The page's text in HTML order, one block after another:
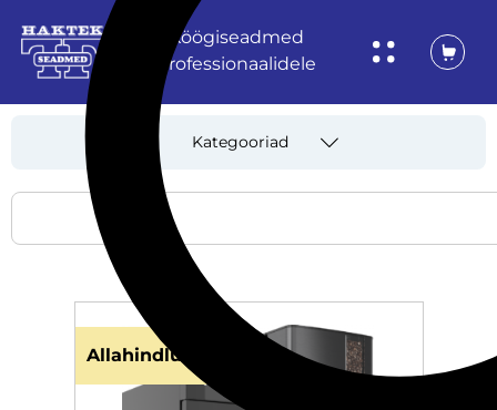
Köögiseadmed
professionaalidele
Kategooriad
Allahindlus!